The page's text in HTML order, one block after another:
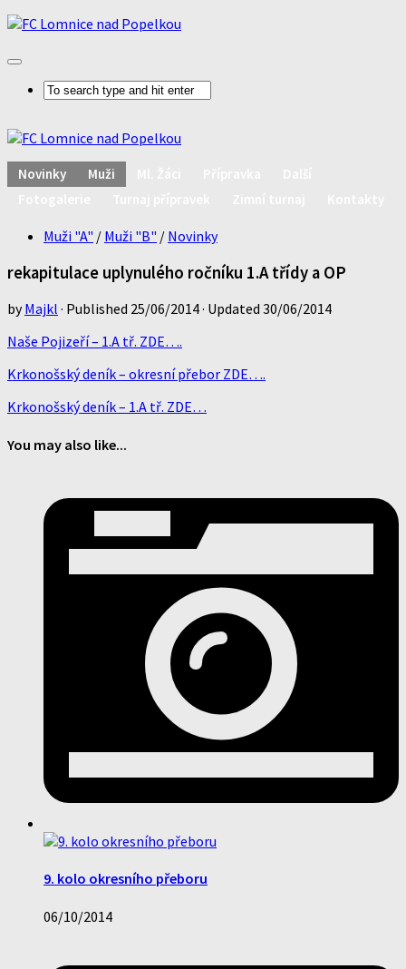
Novinky Muži
Muži "A" / Muži "B" / Novinky
rekapitulace uplynulého ročníku 1.A třídy a OP
byMajkl · Published 25/06/2014· Updated 30/06/2014
Naše Pojizeří – 1.A tř. ZDE….
Krkonošský deník – okresní přebor ZDE….
Krkonošský deník – 1.A tř. ZDE…
You may also like...
9. kolo okresního přeboru
06/10/2014